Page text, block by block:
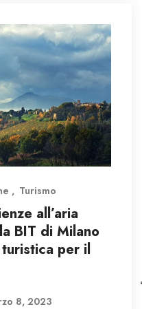
Turismo
all’aria
BIT di Milano
per il
8, 2023